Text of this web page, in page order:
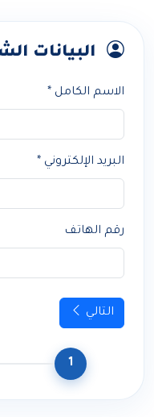
البيانات
الاسم الكامل *
البريد الإلكتروني *
رقم الهاتف
التالي